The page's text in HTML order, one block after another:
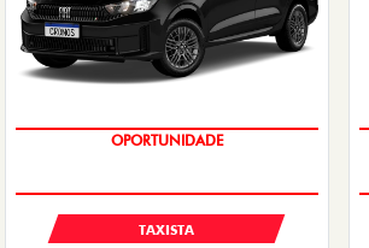
OPORTUNIDADE
TAXISTA